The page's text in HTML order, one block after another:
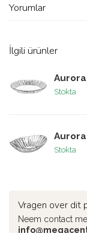
Yorumlar
İlgili ürünler
Stokta
Stokta
Vragen over dit
Neem contact